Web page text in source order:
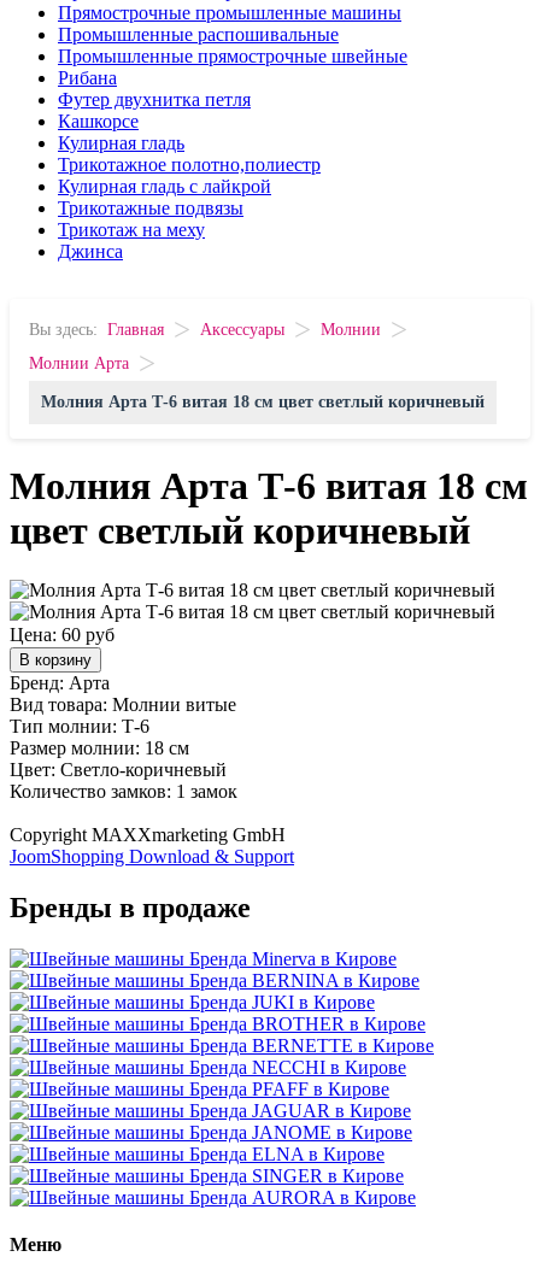
Прямострочные промышленные машины
Промышленные распошивальные
Промышленные прямострочные швейные
Рибана
Футер двухнитка петля
Кашкорсе
Кулирная гладь
Трикотажное полотно,полиестр
Кулирная гладь с лайкрой
Трикотажные подвязы
Трикотаж на меху
Джинса
Вы здесь: Главная > Аксессуары > Молнии >
Молнии Арта >
Молния Арта Т-6 витая 18 см цвет светлый коричневый
Молния Арта Т-6 витая 18 см
цвет светлый коричневый
Цена: 60 руб
В корзину
Бренд: Арта
Вид товара: Молнии витые
Тип молнии: Т-6
Размер молнии: 18 см
Цвет: Светло-коричневый
Количество замков: 1 замок
Copyright MAXXmarketing GmbH
JoomShopping Download & Support
Бренды в продаже
Меню